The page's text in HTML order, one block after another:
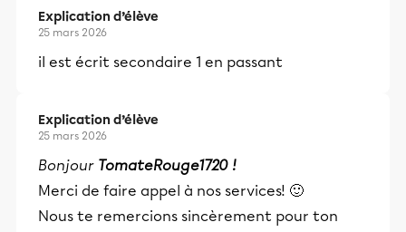
Explication d’élève
25 mars 2026
il est écrit secondaire 1 en passant
Explication d’élève
25 mars 2026
Bonjour TomateRouge1720 !
Merci de faire appel à nos services! 🙂
Nous te remercions sincèrement pour ton